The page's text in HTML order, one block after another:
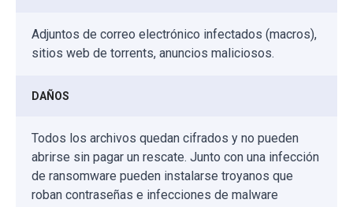
Adjuntos de correo electrónico infectados (macros),
sitios web de torrents, anuncios maliciosos.
DAÑOS
Todos los archivos quedan cifrados y no pueden
abrirse sin pagar un rescate. Junto con una infección
de ransomware pueden instalarse troyanos que
roban contraseñas e infecciones de malware